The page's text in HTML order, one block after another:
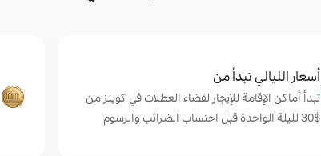
أسعار الليالي تبدأ من
تبدأ أماكن الإقامة للإيجار لقضاء العطلات في كوينز من
$‏30 لليلة الواحدة قبل احتساب الضرائب والرسوم